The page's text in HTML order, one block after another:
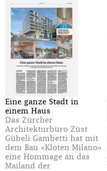
Eine ganze Stadt in
einem Haus
Das Zürcher
Architekturbüro Züst
Gübeli Gambetti hat mit
dem Bau «Kloten Milano»
eine Hommage an das
Mailand der